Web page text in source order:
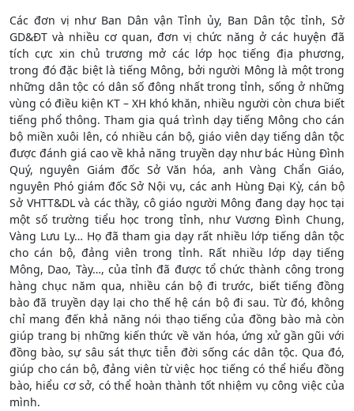
Các đơn vị như Ban Dân vận Tỉnh ủy, Ban Dân tộc tỉnh, Sở
GD&ĐT và nhiều cơ quan, đơn vị chức năng ở các huyện đã
tích cực xin chủ trương mở các lớp học tiếng địa phương,
trong đó đặc biệt là tiếng Mông, bởi người Mông là một trong
những dân tộc có dân số đông nhất trong tỉnh, sống ở những
vùng có điều kiện KT – XH khó khăn, nhiều người còn chưa biết
tiếng phổ thông. Tham gia quá trình dạy tiếng Mông cho cán
bộ miền xuôi lên, có nhiều cán bộ, giáo viên dạy tiếng dân tộc
được đánh giá cao về khả năng truyền dạy như bác Hùng Đình
Quý, nguyên Giám đốc Sở Văn hóa, anh Vàng Chẩn Giáo,
nguyên Phó giám đốc Sở Nội vụ, các anh Hùng Đại Kỳ, cán bộ
Sở VHTT&DL và các thầy, cô giáo người Mông đang dạy học tại
một số trường tiểu học trong tỉnh, như Vương Đình Chung,
Vàng Lưu Ly… Họ đã tham gia dạy rất nhiều lớp tiếng dân tộc
cho cán bộ, đảng viên trong tỉnh. Rất nhiều lớp dạy tiếng
Mông, Dao, Tày…, của tỉnh đã được tổ chức thành công trong
hàng chục năm qua, nhiều cán bộ đi trước, biết tiếng đồng
bào đã truyền dạy lại cho thế hệ cán bộ đi sau. Từ đó, không
chỉ mang đến khả năng nói thạo tiếng của đồng bào mà còn
giúp trang bị những kiến thức về văn hóa, ứng xử gần gũi với
đồng bào, sự sâu sát thực tiễn đời sống các dân tộc. Qua đó,
giúp cho cán bộ, đảng viên từ việc học tiếng có thể hiểu đồng
bào, hiểu cơ sở, có thể hoàn thành tốt nhiệm vụ công việc của
mình.